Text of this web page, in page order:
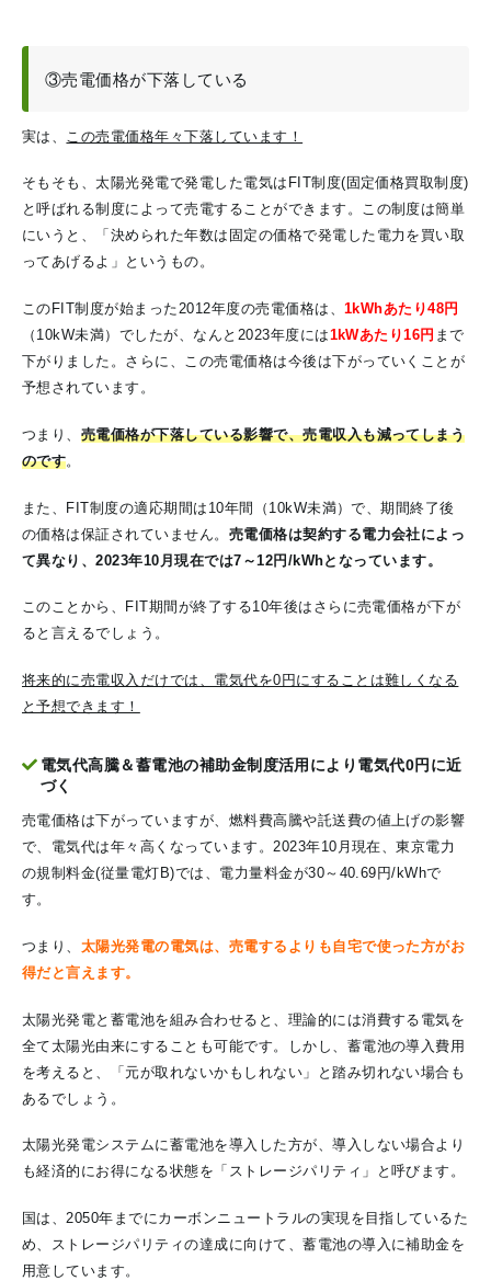
③売電価格が下落している
実は、 この売電価格年々下落しています！
そもそも、太陽光発電で発電した電気はFIT制度(固定価格買取制度)
と呼ばれる制度によって売電することができます。この制度は簡単
にいうと、「決められた年数は固定の価格で発電した電力を買い取
ってあげるよ」というもの。
このFIT制度が始まった2012年度の売電価格は、 1kWhあたり48円
（10kW未満）でしたが、なんと2023年度には1kWあたり16円 まで
下がりました。さらに、この売電価格は今後は下がっていくことが
予想されています。
つまり、 売電価格が下落している影響で、売電収入も減ってしまう
のです。
また、FIT制度の適応期間は10年間（10kW未満）で、期間終了後
の価格は保証されていません。 売電価格は契約する電力会社によっ
て異なり、2023年10月現在では7～12円/kWhとなっています。
このことから、FIT期間が終了する10年後はさらに売電価格が下が
ると言えるでしょう。
将来的に売電収入だけでは、電気代を0円にすることは難しくなる
と予想できます！
電気代高騰＆蓄電池の補助金制度活用により電気代0円に近
づく
売電価格は下がっていますが、燃料費高騰や託送費の値上げの影響
で、電気代は年々高くなっています。2023年10月現在、東京電力
の規制料金(従量電灯B)では、電力量料金が30～40.69円/kWhで
す。
つまり、 太陽光発電の電気は、売電するよりも自宅で使った方がお
得だと言えます。
太陽光発電と蓄電池を組み合わせると、理論的には消費する電気を
全て太陽光由来にすることも可能です。しかし、蓄電池の導入費用
を考えると、「元が取れないかもしれない」と踏み切れない場合も
あるでしょう。
太陽光発電システムに蓄電池を導入した方が、導入しない場合より
も経済的にお得になる状態を「ストレージパリティ」と呼びます。
国は、2050年までにカーボンニュートラルの実現を目指しているた
め、ストレージパリティの達成に向けて、蓄電池の導入に補助金を
用意しています。